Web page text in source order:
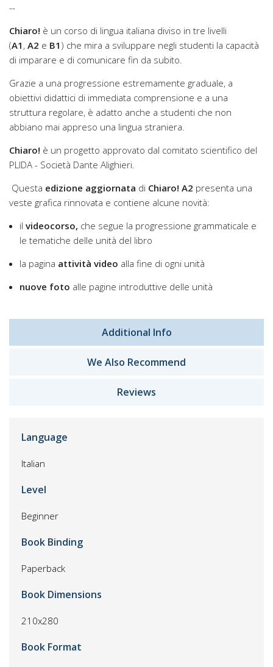
--
Chiaro! è un corso di lingua italiana diviso in tre livelli
(A1 , A2 e B1 ) che mira a sviluppare negli studenti la capacità
di imparare e di comunicare fin da subito.
Grazie a una progressione estremamente graduale, a
obiettivi didattici di immediata comprensione e a una
struttura regolare, è adatto anche a studenti che non
abbiano mai appreso una lingua straniera.
Chiaro! è un progetto approvato dal comitato scientifico del
PLIDA - Società Dante Alighieri.
Questa edizione aggiornata di Chiaro! A2 presenta una
veste grafica rinnovata e contiene alcune novità:
il videocorso, che segue la progressione grammaticale e
le tematiche delle unità del libro
la pagina attività video alla fine di ogni unità
nuove foto alle pagine introduttive delle unità
Additional Info
We Also Recommend
Reviews
Language
Italian
Level
Beginner
Book Binding
Paperback
Book Dimensions
210x280
Book Format